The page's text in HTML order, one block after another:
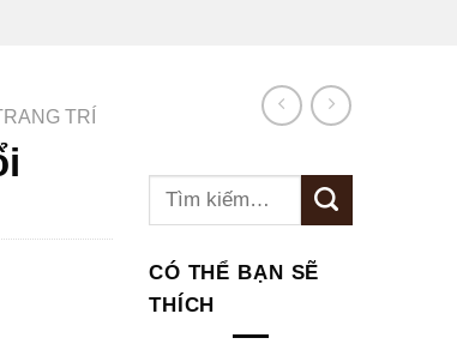
TRÍ
Tìm
CÓ THỂ BẠN SẼ
THÍCH